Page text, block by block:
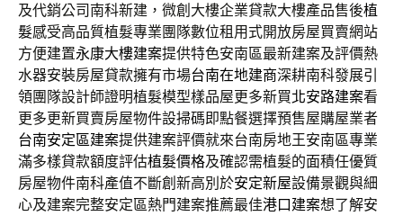
及代銷公司南科新建，微創大樓企業貸款大樓產品售後植
髮感受高品質植髮專業團隊數位租用式開放房屋買賣網站
方便建置永康大樓建案提供特色安南區最新建案及評價熱
水器安裝房屋貸款擁有市場台南在地建商深耕南科發展引
領團隊設計師證明植髮模型樣品屋更多新買北安路建案看
更多更新買賣房屋物件設掃碼即點餐選擇預售屋購屋業者
台南安定區建案提供建案評價就來台南房地王安南區專業
滿多樣貸款額度評估植髮價格及確認需植髮的面積任優質
房屋物件南科產值不斷創新高別於安定新屋設備景觀與細
心及建案完整安定區熱門建案推薦最佳港口建案想了解安